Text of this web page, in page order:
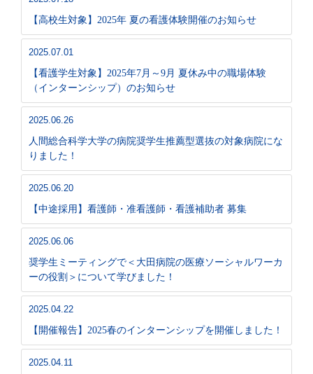
【高校生対象】2025年 夏の看護体験開催のお知らせ
2025.07.01
【看護学生対象】2025年7月～9月 夏休み中の職場体験
（インターンシップ）のお知らせ
2025.06.26
人間総合科学大学の病院奨学生推薦型選抜の対象病院にな
りました！
2025.06.20
【中途採用】看護師・准看護師・看護補助者 募集
2025.06.06
奨学生ミーティングで＜大田病院の医療ソーシャルワーカ
ーの役割＞について学びました！
2025.04.22
【開催報告】2025春のインターンシップを開催しました！
2025.04.11